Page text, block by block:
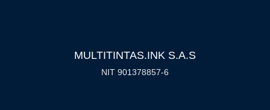
MULTITINTAS.INK S.A.S
NIT 901378857-6